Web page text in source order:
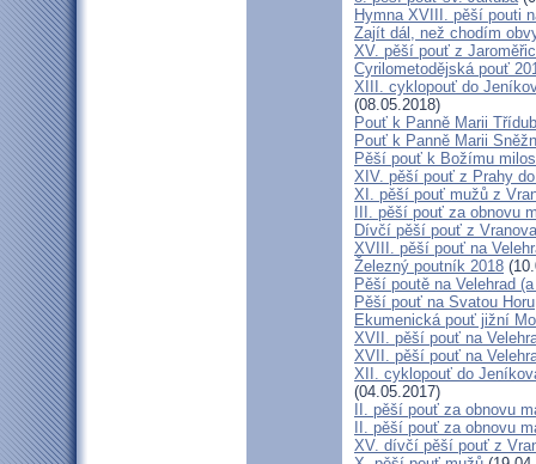
Hymna XVIII. pěší pouti
Zajít dál, než chodím
XV. pěší pouť z
Cyrilometodějská pouť
XIII. cyklopouť do
(08.05.2018)
Pouť k Panně Marii
Pouť k Panně Marii
Pěší pouť k Božímu
XIV. pěší pouť z Prahy
XI. pěší pouť mužů z
III. pěší pouť za obnovu
Dívčí pěší pouť z
XVIII. pěší pouť na
Železný poutník 2018
Pěší poutě na Velehrad
Pěší pouť na Svatou Horu
Ekumenická pouť jižní
XVII. pěší pouť na
XVII. pěší pouť na
XII. cyklopouť do
(04.05.2017)
II. pěší pouť za obnovu
II. pěší pouť za obnovu
XV. dívčí pěší pouť z